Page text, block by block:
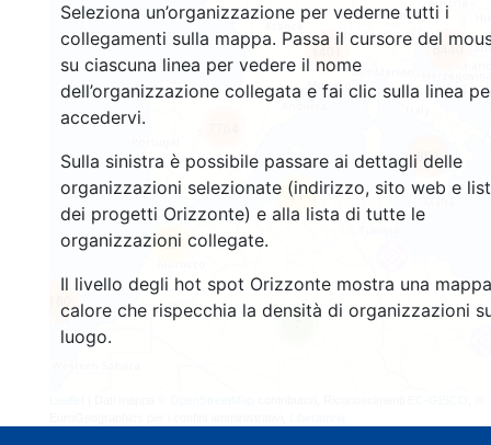
Seleziona un’organizzazione per vederne tutti i
collegamenti sulla mappa. Passa il cursore del
su ciascuna linea per vedere il nome
dell’organizzazione collegata e fai clic sulla linea
accedervi.
Sulla sinistra è possibile passare ai dettagli delle
organizzazioni selezionate (indirizzo, sito web e
dei progetti Orizzonte) e alla lista di tutte le
organizzazioni collegate.
Il livello degli hot spot Orizzonte mostra una
calore che rispecchia la densità di organizzazioni
luogo.
7
11
59
853
1401 6440